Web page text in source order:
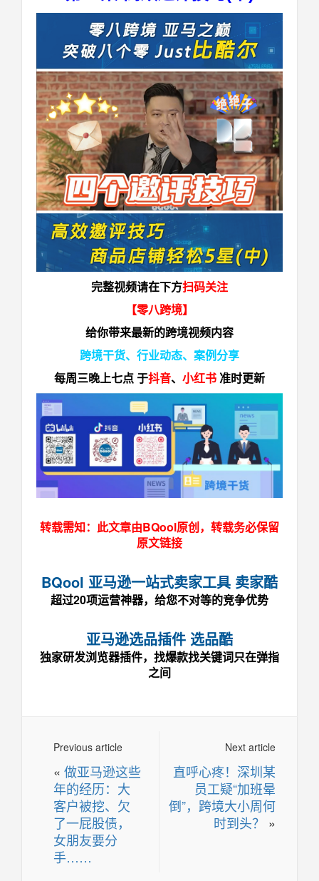
完整视频请在下方扫码关注
【零八跨境】
给你带来最新的跨境视频内容
跨境干货、 行业动态、 案例分享
每周三晚上七点 于抖音、 小红书 准时更新
转载需知：此文章由BQool原创，转载务必保留
原文链接
BQool 亚马逊一站式卖家工具 卖家酷
超过20项运营神器，给您不对等的竞争优势
亚马逊选品插件 选品酷
独家研发浏览器插件，找爆款找关键词只在弹指
之间
Next article
直呼心疼！深圳某
员工疑“加班晕
倒”，跨境大小周何
时到头？ »
Previous article
« 做亚马逊这些
年的经历：大
客户被挖、欠
了一屁股债，
女朋友要分
手……